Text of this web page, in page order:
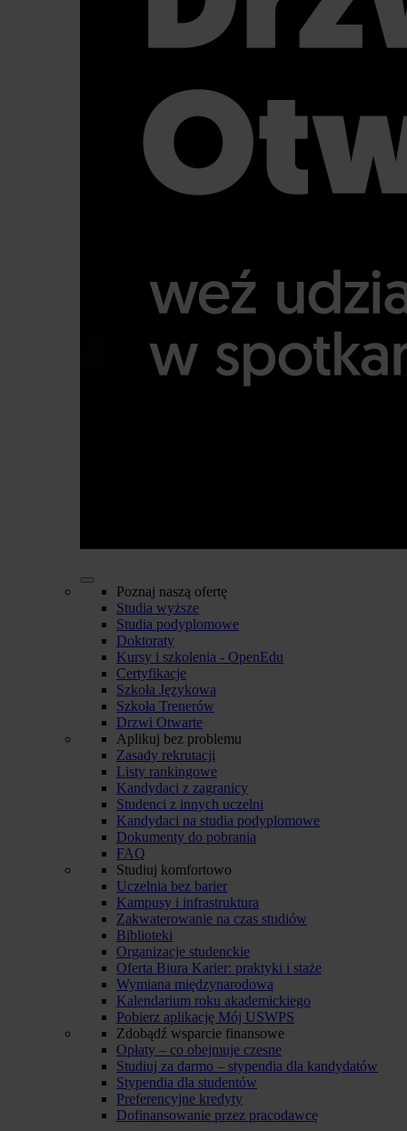
Poznaj naszą ofertę
Studia wyższe
Studia podyplomowe
Doktoraty
Kursy i szkolenia - OpenEdu
Certyfikacje
Szkoła Językowa
Szkoła Trenerów
Drzwi Otwarte
Aplikuj bez problemu
Zasady rekrutacji
Listy rankingowe
Kandydaci z zagranicy
Studenci z innych uczelni
Kandydaci na studia podyplomowe
Dokumenty do pobrania
FAQ
Studiuj komfortowo
Uczelnia bez barier
Kampusy i infrastruktura
Zakwaterowanie na czas studiów
Biblioteki
Organizacje studenckie
Oferta Biura Karier: praktyki i staże
Wymiana międzynarodowa
Kalendarium roku akademickiego
Pobierz aplikację Mój USWPS
Zdobądź wsparcie finansowe
Opłaty – co obejmuje czesne
Studiuj za darmo – stypendia dla kandydatów
Stypendia dla studentów
Preferencyjne kredyty
Dofinansowanie przez pracodawcę